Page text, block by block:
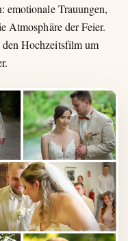
emotionale Trauungen,
Atmosphäre der Feier.
Hochzeitsfilm um